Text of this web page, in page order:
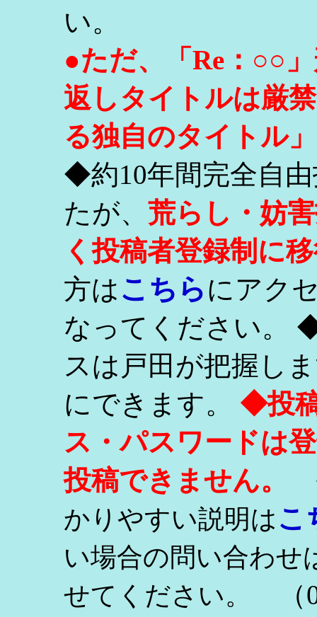
い。
●ただ、「Re：○○
返しタイトルは厳
る独自のタイトル
◆約10年間完全自
たが、 荒らし・妨
く投稿者登録制に
方はこちらにアク
なってください。
スは戸田が把握し
にできます。 ◆投
ス・パスワードは
投稿できません。
かりやすい説明はこ
い場合の問い合わせ
せてください。
（